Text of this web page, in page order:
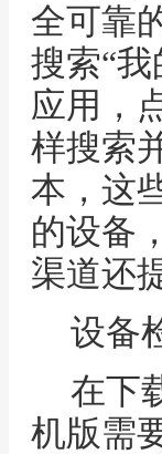
全可靠
搜索“
应用，
样搜索
本，这
的设备
渠道还
设备
在下
机版需